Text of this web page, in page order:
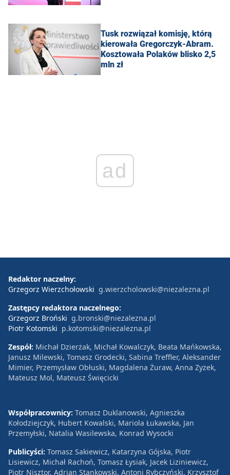
Tusk rozwiązał komisję, którą
kierowała Gregorczyk-Abram.
Kosztowała Polaków blisko 2,5
mln zł
ad
Redaktor naczelny:
Grzegorz Wierzchołowski g.wierzcholowski@niezalezna.pl
Zastępcy redaktora naczelnego:
Grzegorz Broński g.bronski@niezalezna.pl
Piotr Kotomski p.kotomski@niezalezna.pl
Zespół: Michał Dzierżak, Michał Kowalczyk, Beata Mańkowska,
Janusz Milewski, Tomasz Grodecki, Sabina Treffler, Aleksander
Mimier, Przemysław Obłuski, Magdalena Żuraw, Anna Zyzek,
Mateusz Mol, Mateusz Święcicki
Współpracownicy: Tomasz Duklanowski, Agnieszka
Kołodziejczyk, Hubert Kowalski, Mariola Łukawska, Jan
Przemyłski, Natalia Wasilewska, Konrad Wysocki
Publicyści: Tomasz Sakiewicz, Katarzyna Gójska, Piotr
Lisiewicz, Michał Rachoń, Tomasz Łysiak, Jacek Liziniewicz,
Piotr Nisztor, Adrian Stankowski, Antoni Rybczyński, Krzysztof